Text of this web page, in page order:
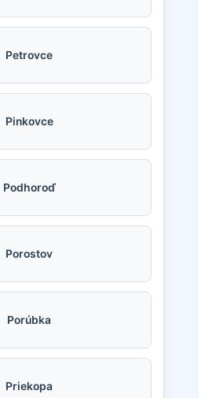
Petrovce
Pinkovce
Podhoroď
Porostov
Porúbka
Priekopa